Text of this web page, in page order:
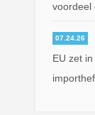
voordeel
07.24.26
EU zet